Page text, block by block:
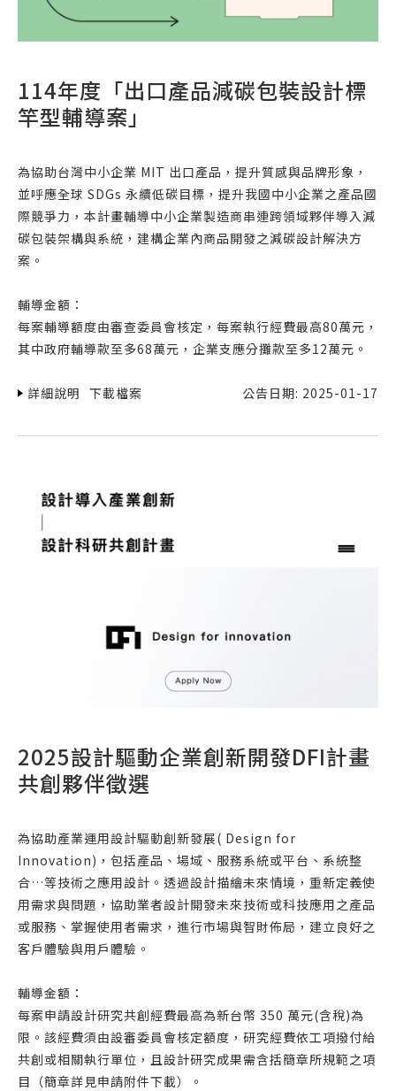
114年度「出口產品減碳包裝設計標
竿型輔導案」
為協助台灣中小企業 MIT 出口產品，提升質感與品牌形象，
並呼應全球 SDGs 永續低碳目標，提升我國中小企業之產品國
際競爭力，本計畫輔導中小企業製造商串連跨領域夥伴導入減
碳包裝架構與系統，建構企業內商品開發之減碳設計解決方
案。
輔導金額：
每案輔導額度由審查委員會核定，每案執行經費最高80萬元，
其中政府輔導款至多68萬元，企業支應分攤款至多12萬元。
詳細說明 下載檔案 公告日期: 2025-01-17
2025設計驅動企業創新開發DFI計畫
共創夥伴徵選
為協助產業運用設計驅動創新發展( Design for
Innovation)，包括產品、場域、服務系統或平台、系統整
合…等技術之應用設計。透過設計描繪未來情境，重新定義使
用需求與問題，協助業者設計開發未來技術或科技應用之產品
或服務、掌握使用者需求，進行市場與智財佈局，建立良好之
客戶體驗與用戶體驗。
輔導金額：
每案申請設計研究共創經費最高為新台幣 350 萬元(含稅)為
限。該經費須由設審委員會核定額度，研究經費依工項撥付給
共創或相關執行單位，且設計研究成果需含括簡章所規範之項
目（簡章詳見申請附件下載）。